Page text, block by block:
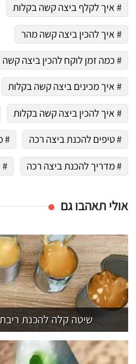
# איך לקלף ביצה קשה בקלות
# איך להכין ביצה קשה מהר
# כמה זמן לוקח להכין ביצה קשה
# איך מכינים ביצה קשה בקלות
# איך להכין ביצה קשה בקלות
# טיפים להכנת ביצה רכה
#
# מדריך להכנת ביצה רכה
#
אולי תאהבו גם
שיטה קלה להכנת